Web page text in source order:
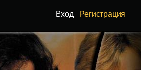
Вход Регистрация